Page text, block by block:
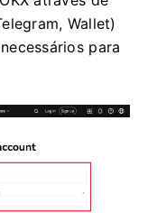
Wallet)
para